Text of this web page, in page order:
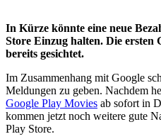
In Kürze könnte eine neue
Store Einzug halten. Die ersten
bereits gesichtet.
Im Zusammenhang mit Google
Meldungen zu geben. Nachdem
Google Play Movies ab sofort in
kommen jetzt noch weitere gute
Play Store.